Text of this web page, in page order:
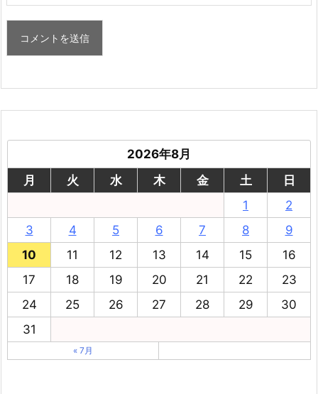
2026年8月
月
火 水 木 金 土
日
1
2
3
4 5 6 7 8
9
10
11 12 13 14 15
16
17
18 19 20 21 22
23
24
25 26 27 28 29
30
31
« 7月